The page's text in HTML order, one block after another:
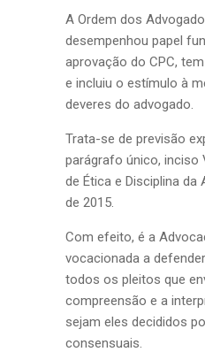
A Ordem dos
desempenhou papel
aprovação do CPC,
e incluiu o estímulo à
deveres do advogado.
Trata-se de previsão
parágrafo único, inciso
de Ética e Disciplina da
de 2015.
Com efeito, é a
vocacionada a
todos os pleitos que
compreensão e a
sejam eles decididos
consensuais.